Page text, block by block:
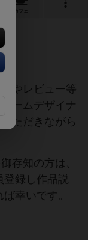
カフェ
やレビュー等
ームデザイナ
ただきながら
存知の方は、
録し作品説
幸いです。